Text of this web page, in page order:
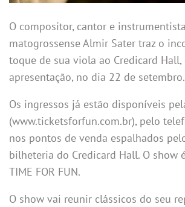
O compositor, cantor e
matogrossense Almir Sater traz o
toque de sua viola ao Credicard Hall,
apresentação, no dia 22 de setembro.
Os ingressos já estão disponíveis
(www.ticketsforfun.com.br), pelo
nos pontos de venda espalhados
bilheteria do Credicard Hall. O show
TIME FOR FUN.
O show vai reunir clássicos do seu